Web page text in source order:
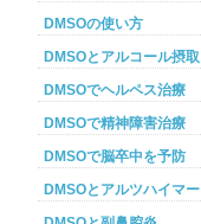
DMSOの使い方
DMSOとアルコール摂取
DMSOでヘルペス治療
DMSOで精神障害治療
DMSOで脳卒中を予防
DMSOとアルツハイマー